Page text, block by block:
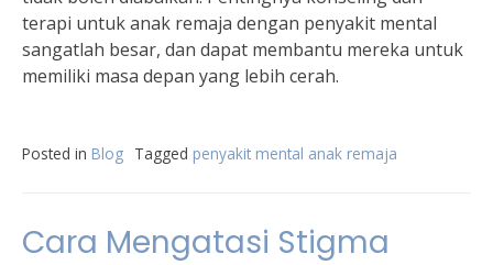
terapi untuk anak remaja dengan penyakit mental
sangatlah besar, dan dapat membantu mereka untuk
memiliki masa depan yang lebih cerah.
Posted in Blog Tagged penyakit mental anak remaja
Cara Mengatasi Stigma